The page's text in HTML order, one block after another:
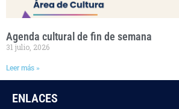
Agenda cultural de fin de semana
31 julio, 2026
Leer más »
ENLACES